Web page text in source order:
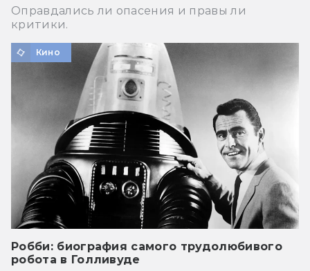
Оправдались ли опасения и правы ли
критики.
Кино
Робби: биография самого трудолюбивого
робота в Голливуде